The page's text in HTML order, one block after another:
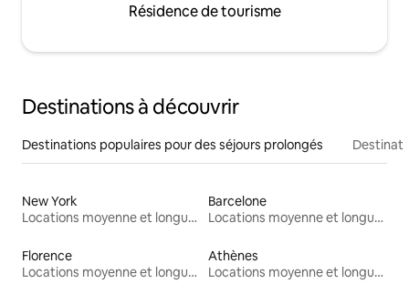
Résidence de tourisme
Destinations à découvrir
Destinations populaires pour des séjours prolongés
New York
Locations moyenne et longue durée
Barcelone
Locations moyenne et longue durée
Florence
Locations moyenne et longue durée
Athènes
Locations moyenne et longue durée